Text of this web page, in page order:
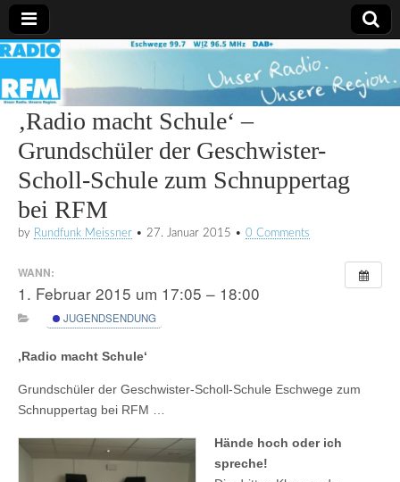
Radio
RFM
‚Radio macht Schule‘ –
Grundschüler der Geschwister-
Scholl-Schule zum Schnuppertag
bei RFM
by Rundfunk Meissner • 27. Januar 2015 • 0 Comments
WANN:
1. Februar 2015 um 17:05 – 18:00
JUGENDSENDUNG
‚Radio macht Schule‘
Grundschüler der Geschwister-Scholl-Schule Eschwege zum
Schnuppertag bei RFM …
Hände hoch oder ich
spreche!